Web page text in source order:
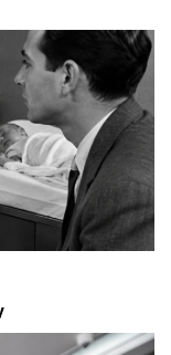
može da izdrži?